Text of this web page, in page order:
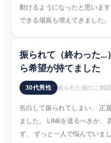
動けるようになったと思いま
できる場面も増えてきました。
振られて（終わった…
ら希望が持てました
30代男性 振られた後のご相談
告白して振られてしまい、 正
ました。 LINEを送るべきか、
ず、 ずっと一人で悩んでいま